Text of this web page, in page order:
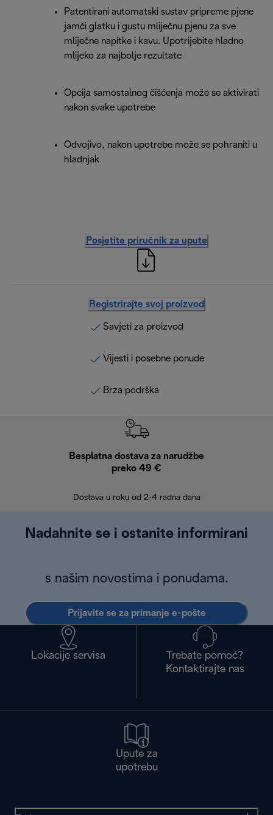
Patentirani automatski sustav pripreme pjene
jamči glatku i gustu mliječnu pjenu za sve
mliječne napitke i kavu. Upotrijebite hladno
mlijeko za najbolje rezultate
Opcija samostalnog čišćenja može se aktivirati
nakon svake upotrebe
Odvojivo, nakon upotrebe može se pohraniti u
hladnjak
Posjetite priručnik za upute
Registrirajte svoj proizvod
Savjeti za proizvod
Vijesti i posebne ponude
Brza podrška
Besplatna dostava za narudžbe
preko 49 €
Dostava u roku od 2-4 radna dana
Nadahnite se i ostanite informirani
s našim novostima i ponudama.
Prijavite se za primanje e-pošte
Lokacije servisa
Trebate pomoć?
Kontaktirajte nas
Upute za
upotrebu